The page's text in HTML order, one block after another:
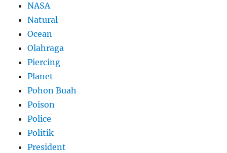
NASA
Natural
Ocean
Olahraga
Piercing
Planet
Pohon Buah
Poison
Police
Politik
President